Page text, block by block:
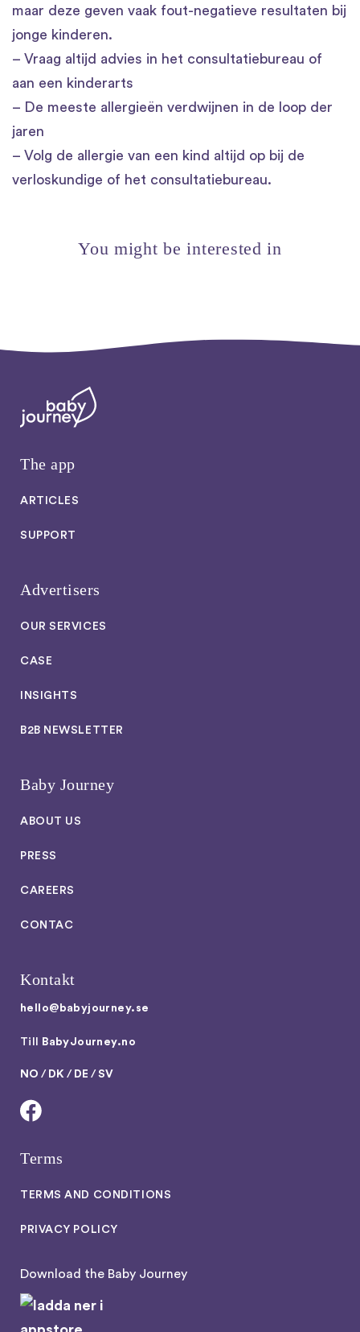
maar deze geven vaak fout-negatieve resultaten bij
jonge kinderen.
– Vraag altijd advies in het consultatiebureau of
aan een kinderarts
– De meeste allergieën verdwijnen in de loop der
jaren
– Volg de allergie van een kind altijd op bij de
verloskundige of het consultatiebureau.
You might be interested in
The app
ARTICLES
SUPPORT
Advertisers
OUR SERVICES
CASE
INSIGHTS
B2B NEWSLETTER
Baby Journey
ABOUT US
PRESS
CAREERS
CONTAC
Kontakt
hello@babyjourney.se
Till BabyJourney.no
NO / DK / DE /SV
Terms
TERMS AND CONDITIONS
PRIVACY POLICY
Download the Baby Journey